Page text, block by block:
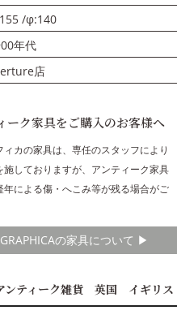
/φ:140
年代
店
ーク家具をご購入のお客様へ
ィカの家具は、専任のスタッフにより
施しておりますが、アンティーク家具
年による傷・へこみ等が残る場合がご
の家具について ▶︎
ティーク雑貨 英国 イギリス